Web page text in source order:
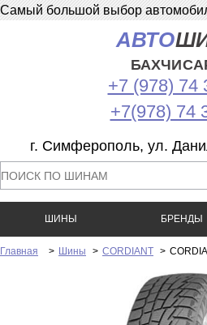
Самый большой выбор
АВТО
+7 (978) 74
+7(978) 74
г. Симферополь, ул.
ШИНЫ БРЕНДЫ
Главная > Шины > CORDIANT >